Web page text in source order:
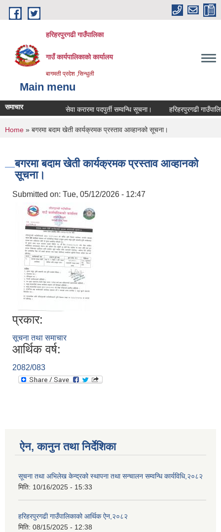
Skip to main content
हरिहरपुरगढी गाउँपालिका
गाउँ कार्यपालिकाको कार्यालय
बागमती प्रदेश ,सिन्धुली
Main menu
समाचार सेवा करारमा पदपुर्ती सम्वन्धि सूचना। हरिहरपुरगढी
You are here
Home » बगरमा बदाम खेती कार्यक्रमक प्रस्ताव आव्हानको सूचना।
बगरमा बदाम खेती कार्यक्रमक प्रस्ताव आव्हानको
सूचना।
Submitted on: Tue, 05/12/2026 - 12:47
प्रकार:
सूचना तथा समाचार
आर्थिक वर्ष:
2082/083
ऐन, कानुन तथा निर्देशिका
सूचना तथा अभिलेख केन्द्रको स्थापना तथा सन्चालन सम्वन्धि कार्यविधि,२०८२
मिति: 10/16/2025 - 15:33
हरिहरपुरगढी गाउँपालिकाको आर्थिक ऐन,२०८२
मिति: 08/15/2025 - 12:38